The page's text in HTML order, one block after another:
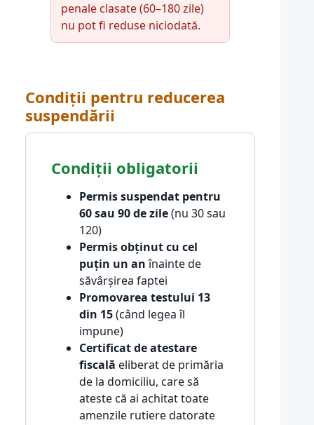
penale clasate (60–180 zile)
nu pot fi reduse niciodată.
Condiții pentru reducerea
suspendării
Condiții obligatorii
Permis suspendat pentru
60 sau 90 de zile(nu 30 sau
120)
Permis obținut cu cel
puțin un anînainte de
săvârșirea faptei
Promovarea testului 13
din 15(când legea îl
impune)
Certificat de atestare
fiscală eliberat de primăria
de la domiciliu, care să
ateste că ai achitat toate
amenzile rutiere datorate